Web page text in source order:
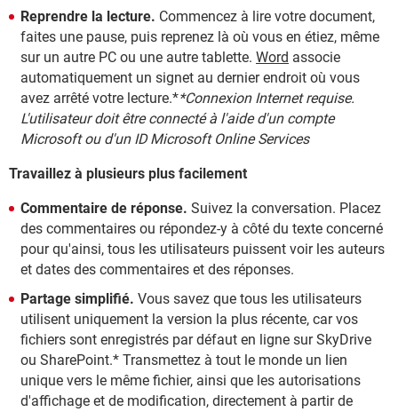
Reprendre la lecture. Commencez à lire votre document,
faites une pause, puis reprenez là où vous en étiez, même
sur un autre PC ou une autre tablette. Word associe
automatiquement un signet au dernier endroit où vous
avez arrêté votre lecture.**Connexion Internet requise.
L'utilisateur doit être connecté à l'aide d'un compte
Microsoft ou d'un ID Microsoft Online Services
Travaillez à plusieurs plus facilement
Commentaire de réponse. Suivez la conversation. Placez
des commentaires ou répondez-y à côté du texte concerné
pour qu'ainsi, tous les utilisateurs puissent voir les auteurs
et dates des commentaires et des réponses.
Partage simplifié. Vous savez que tous les utilisateurs
utilisent uniquement la version la plus récente, car vos
fichiers sont enregistrés par défaut en ligne sur SkyDrive
ou SharePoint.* Transmettez à tout le monde un lien
unique vers le même fichier, ainsi que les autorisations
d'affichage et de modification, directement à partir de